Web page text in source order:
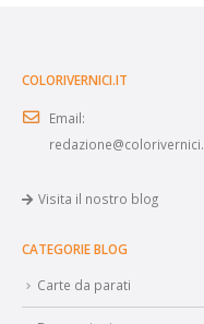
COLORIVERNICI.IT
Visita il nostro blog
CATEGORIE BLOG